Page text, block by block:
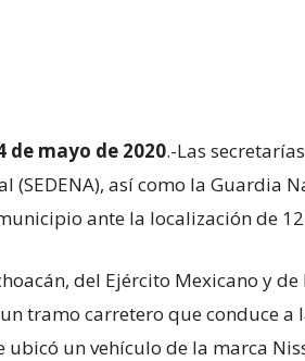
de mayo de 2020.-Las
(SEDENA), así como la Guardia
ante la localización de
del Ejército Mexicano y
tramo carretero que conduce a
ubicó un vehículo de la marca